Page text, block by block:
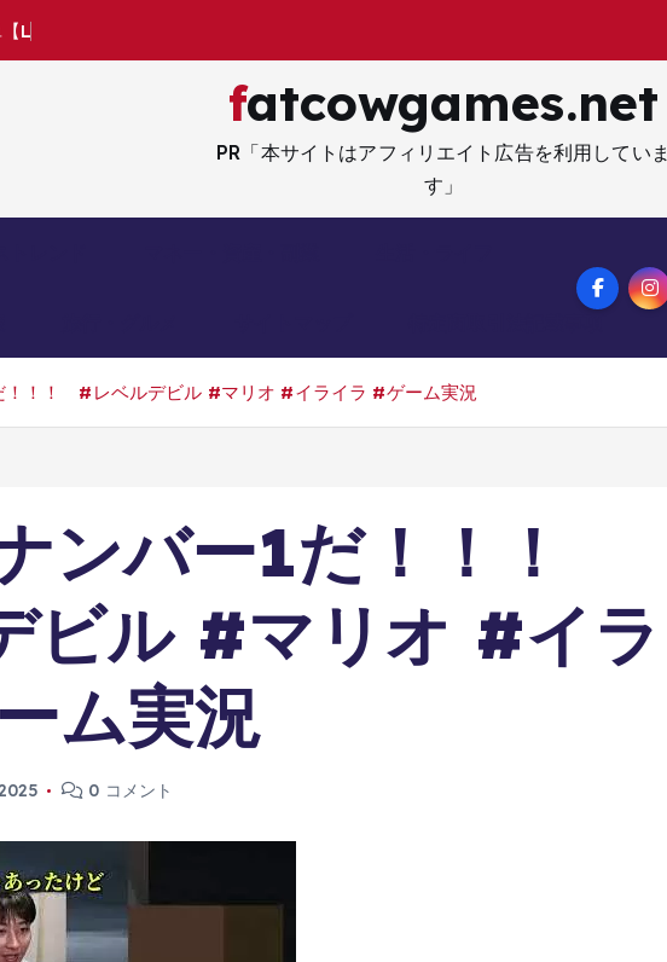
【L
fatcowgames.net
PR「本サイトはアフィリエイト広告を利用していま
す」
！！！ #レベルデビル #マリオ #イライラ #ゲーム実況
ンバー1だ！！！
ビル #マリオ #イラ
ム実況
0 コメント